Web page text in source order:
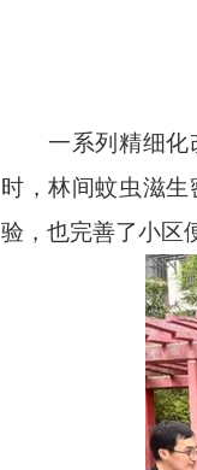
一系列精细化改
时，林间蚊虫滋
验，也完善了小区